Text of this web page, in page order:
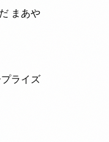
まあや
ライズ